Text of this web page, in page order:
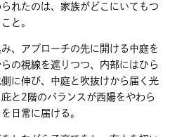
れたのは、家族がどこにいてもつ
と。
、アプローチの先に開ける中庭を
の視線を遮りつつ、内部にはひら
に伸び、中庭と吹抜けから届く光
と2階のバランスが西陽をやわら
日常に届ける。